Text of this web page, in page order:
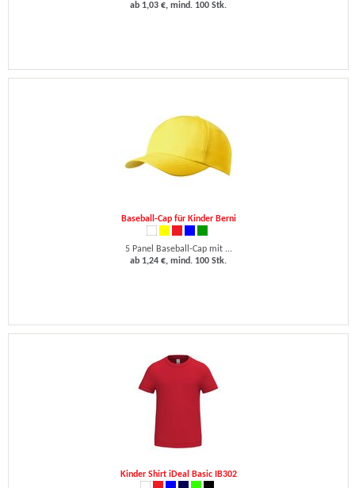
ab 1,03 €, mind. 100 Stk.
Baseball-Cap für Kinder Berni
5 Panel Baseball-Cap mit ...
ab 1,24 €, mind. 100 Stk.
Kinder Shirt iDeal Basic IB302